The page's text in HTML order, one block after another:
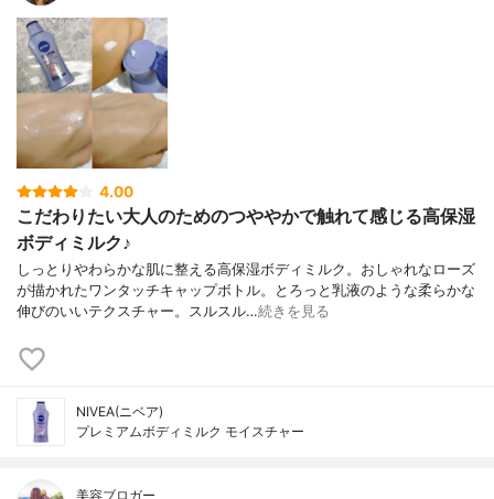
4.00
こだわりたい大人のためのつややかで触れて感じる高保湿
ボディミルク♪
しっとりやわらかな肌に整える高保湿ボディミルク。おしゃれなローズ
が描かれたワンタッチキャップボトル。とろっと乳液のような柔らかな
伸びのいいテクスチャー。スルスル…続きを見る
NIVEA(ニベア)
プレミアムボディミルク モイスチャー
美容ブロガー